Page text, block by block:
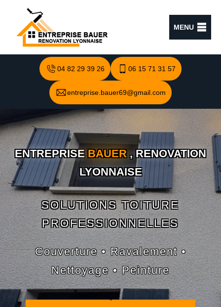
MENU
04 82 29 39 26 06 15 71 31 57
entreprise.bauer69@gmail.com
ENTREPRISE BAUER, RENOVATION
LYONNAISE
SOLUTIONS TOITURE
PROFESSIONNELLES
Couverture • Ravalement •
Nettoyage • Peinture